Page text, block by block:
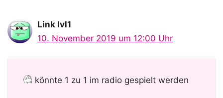
Link lvl1
10. November 2019 um 12:00 Uhr
könnte 1 zu 1 im radio gespielt werden